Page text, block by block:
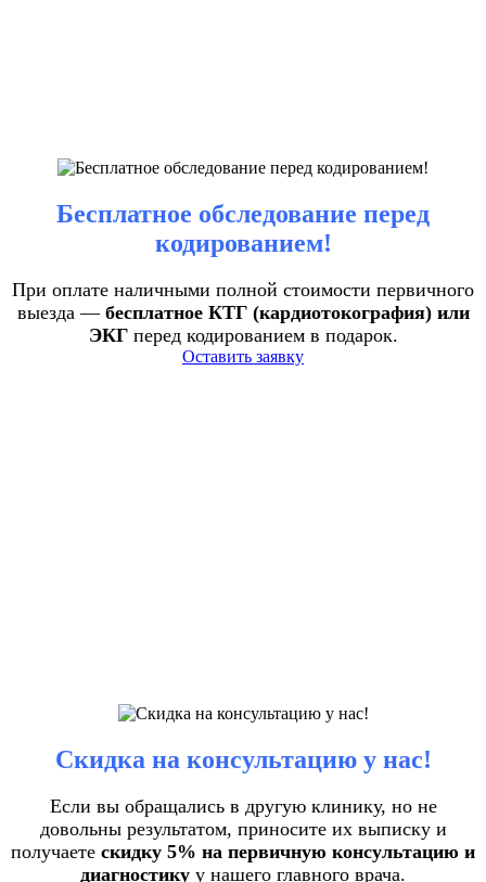
Бесплатное обследование перед
кодированием!
При оплате наличными полной стоимости первичного
выезда — бесплатное КТГ (кардиотокография) или
ЭКГперед кодированием в подарок.
Оставить заявку
Скидка на консультацию у нас!
Если вы обращались в другую клинику, но не
довольны результатом, приносите их выписку и
получаете скидку 5% на первичную консультацию и
диагностику у нашего главного врача.